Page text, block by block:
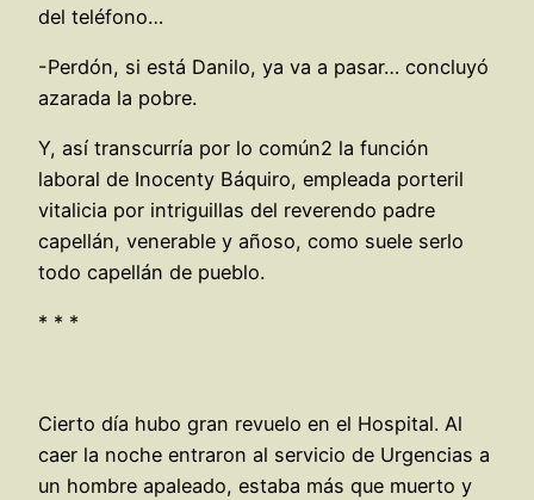
del teléfono…
-Perdón, si está Danilo, ya va a pasar… concluyó
azarada la pobre.
Y, así transcurría por lo común2 la función
laboral de Inocenty Báquiro, empleada porteril
vitalicia por intriguillas del reverendo padre
capellán, venerable y añoso, como suele serlo
todo capellán de pueblo.
* * *
Cierto día hubo gran revuelo en el Hospital. Al
caer la noche entraron al servicio de Urgencias a
un hombre apaleado, estaba más que muerto y